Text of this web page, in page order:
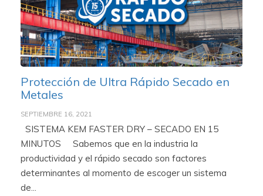
Protección de Ultra Rápido Secado en
Metales
SEPTIEMBRE 16, 2021
SISTEMA KEM FASTER DRY – SECADO EN 15
MINUTOS Sabemos que en la industria la
productividad y el rápido secado son factores
determinantes al momento de escoger un sistema
de...